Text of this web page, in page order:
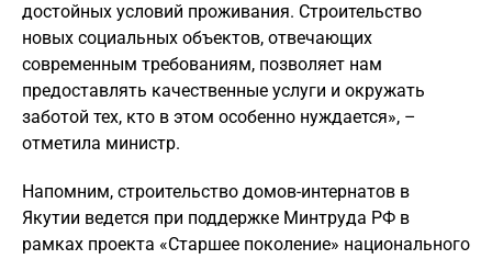
достойных условий проживания. Строительство
новых социальных объектов, отвечающих
современным требованиям, позволяет нам
предоставлять качественные услуги и окружать
заботой тех, кто в этом особенно нуждается», –
отметила министр.
Напомним, строительство домов-интернатов в
Якутии ведется при поддержке Минтруда РФ в
рамках проекта «Старшее поколение» национального